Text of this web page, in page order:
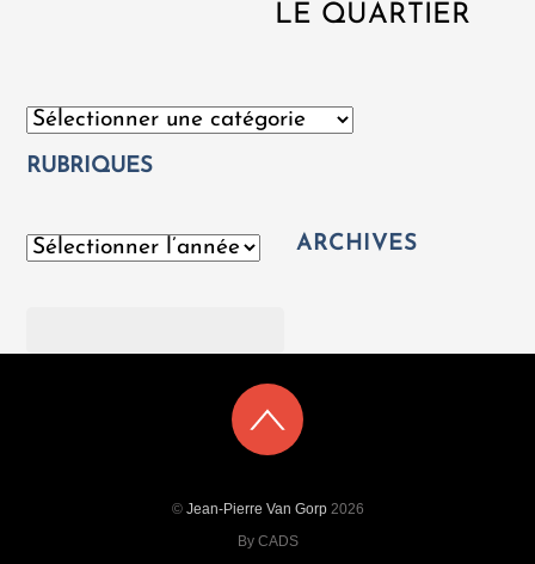
LE QUARTIER
Catégories
RUBRIQUES
Archives ARCHIVES
© Jean-Pierre Van Gorp2026
By CADS